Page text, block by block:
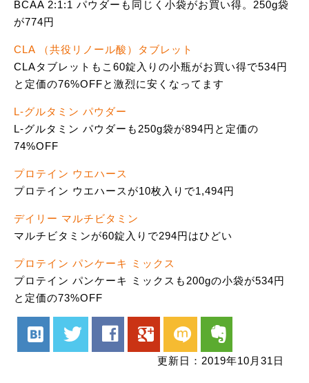
BCAA 2:1:1 パウダーも同じく小袋がお買い得。250g袋
が774円
CLA （共役リノール酸）タブレット
CLAタブレットもこ60錠入りの小瓶がお買い得で534円
と定価の76%OFFと激烈に安くなってます
L-グルタミン パウダー
L-グルタミン パウダーも250g袋が894円と定価の
74%OFF
プロテイン ウエハース
プロテイン ウエハースが10枚入りで1,494円
デイリー マルチビタミン
マルチビタミンが60錠入りで294円はひどい
プロテイン パンケーキ ミックス
プロテイン パンケーキ ミックスも200gの小袋が534円
と定価の73%OFF
hatenabookmark twitter facebook google mixi evernote
更新日：2019年10月31日